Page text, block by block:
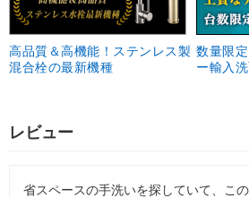
高品質＆高機能！ステンレス製
混合栓の最新機種
数量限
ー輸入
レビュー
省スペースの手洗いを探していて、こ